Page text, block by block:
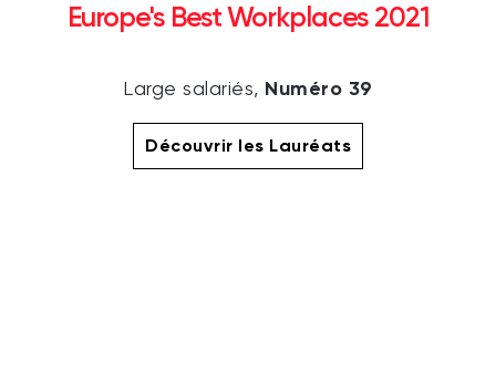
Europe's Best Workplaces 2021
Large salariés, Numéro 39
Découvrir les Lauréats